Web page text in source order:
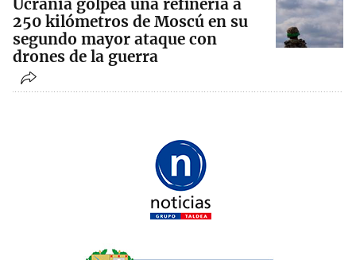
Ucrania golpea una refinería a
250 kilómetros de Moscú en su
segundo mayor ataque con
drones de la guerra